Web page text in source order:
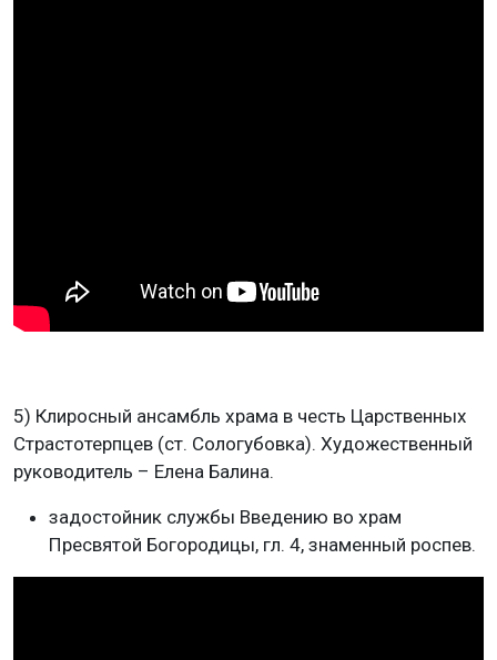
5) Клиросный ансамбль храма в честь Царственных
Страстотерпцев (ст. Сологубовка). Художественный
руководитель – Елена Балина.
задостойник службы Введению во храм
Пресвятой Богородицы, гл. 4, знаменный роспев.